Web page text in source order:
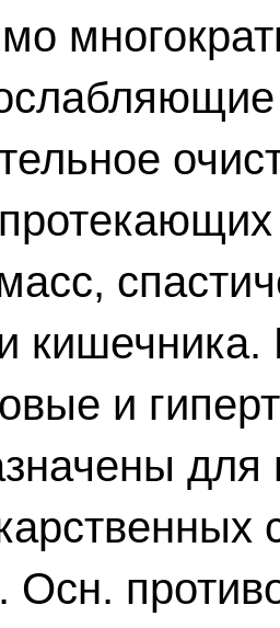
и
Осн.